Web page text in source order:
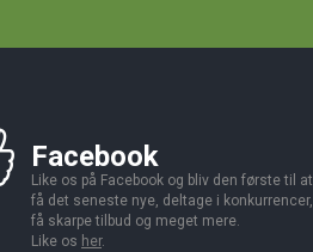
Facebook
Like os på Facebook og bliv den første til at
få det seneste nye, deltage i konkurrencer,
få skarpe tilbud og meget mere.
Like os her.